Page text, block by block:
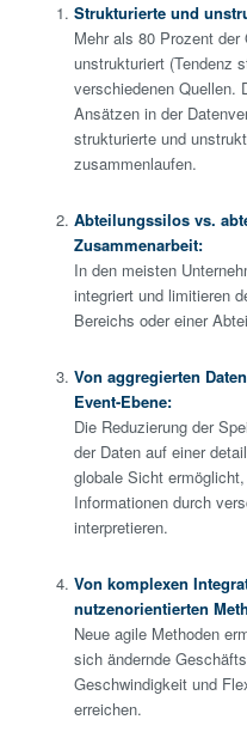
Strukturierte und
Mehr als 80 Prozent
unstrukturiert (Tendenz
verschiedenen Quellen.
Ansätzen in der
strukturierte und
zusammenlaufen.
Abteilungssilos vs.
Zusammenarbeit:
In den meisten
integriert und limitieren
Bereichs oder einer
Von aggregierten
Event-Ebene:
Die Reduzierung der
der Daten auf einer
globale Sicht
Informationen durch
interpretieren.
Von komplexen
nutzenorientierten
Neue agile Methoden
sich ändernde
Geschwindigkeit und
erreichen.